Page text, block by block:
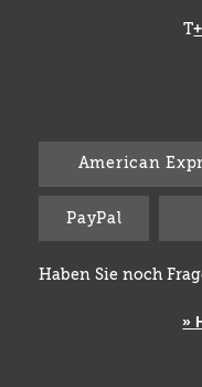
T
American
PayPal
Haben Sie noch
»